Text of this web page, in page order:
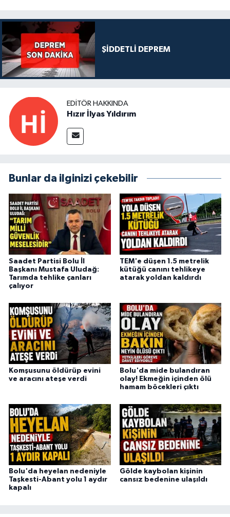
ŞİDDETLİ DEPREM
EDITÖR HAKKINDA
Hızır İlyas Yıldırım
Bunlar da ilginizi çekebilir
Saadet Partisi Bolu İl
Başkanı Mustafa Uludağ:
Tarımda tehlike çanları
çalıyor
TEM'e düşen 1.5 metrelik
kütüğü canını tehlikeye
atarak yoldan kaldırdı
Komşusunu öldürüp evini
ve aracını ateşe verdi
Bolu'da mide bulandıran
olay! Ekmeğin içinden ölü
hamam böcekleri çıktı
Bolu'da heyelan nedeniyle
Taşkesti-Abant yolu 1 aydır
kapalı
Gölde kaybolan kişinin
cansız bedenine ulaşıldı